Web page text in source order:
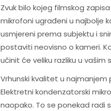
Zvuk bilo kojeg filmskog
mikrofoni ugrađeni u najbolje
usmjereni prema subjektu i
postaviti neovisno o kameri.
učinit će veliku razliku u vašim
Vrhunski kvalitet u
Elektretni kondenzatorski
naopako. To se ponekad radi